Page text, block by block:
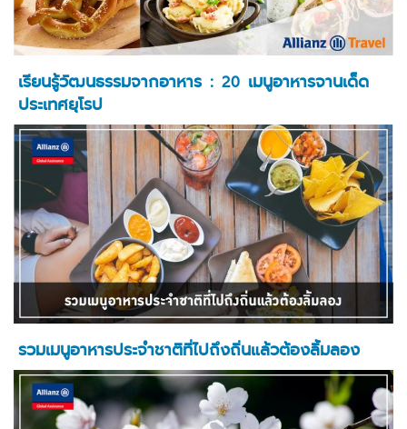
เรียนรู้วัฒนธรรมจากอาหาร : 20 เมนูอาหารจานเด็ด
ประเทศยุโรป
รวมเมนูอาหารประจำชาติที่ไปถึงถิ่นแล้วต้องลิ้มลอง